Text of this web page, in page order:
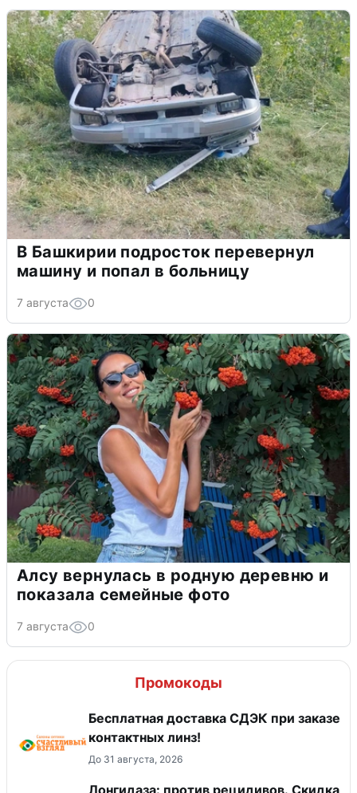
В Башкирии подросток перевернул
машину и попал в больницу
7 августа 0
Алсу вернулась в родную деревню и
показала семейные фото
7 августа 0
Промокоды
Бесплатная доставка СДЭК при заказе
контактных линз!
До 31 августа, 2026
Лонгидаза: против рецидивов. Скидка